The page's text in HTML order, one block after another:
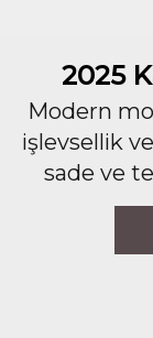
2025
Modern
işlevsellik
sade ve